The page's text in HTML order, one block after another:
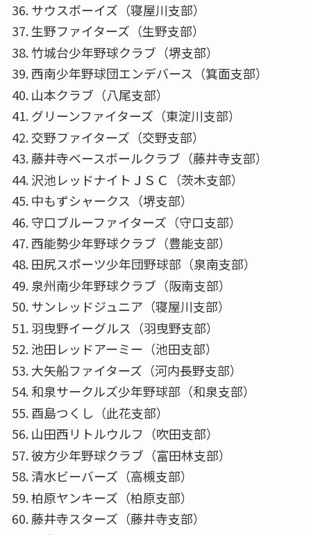
サウスボーイズ（寝屋川支部）
生野ファイターズ（生野支部）
竹城台少年野球クラブ（堺支部）
西南少年野球団エンデバース（箕面支部）
山本クラブ（八尾支部）
グリーンファイターズ（東淀川支部）
交野ファイターズ（交野支部）
藤井寺ベースボールクラブ（藤井寺支部）
沢池レッドナイトＪＳＣ（茨木支部）
中もずシャークス（堺支部）
守口ブルーファイターズ（守口支部）
西能勢少年野球クラブ（豊能支部）
田尻スポーツ少年団野球部（泉南支部）
泉州南少年野球クラブ（阪南支部）
サンレッドジュニア（寝屋川支部）
羽曳野イーグルス（羽曳野支部）
池田レッドアーミー（池田支部）
大矢船ファイターズ（河内長野支部）
和泉サークルズ少年野球部（和泉支部）
酉島つくし（此花支部）
山田西リトルウルフ（吹田支部）
彼方少年野球クラブ（富田林支部）
清水ビーバーズ（高槻支部）
柏原ヤンキーズ（柏原支部）
藤井寺スターズ（藤井寺支部）